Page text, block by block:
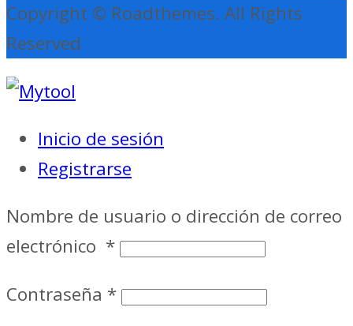
Copyright © Roadthemes. All Rights
Reserved
Inicio de sesión
Registrarse
Nombre de usuario o dirección de correo
electrónico *
Contraseña *